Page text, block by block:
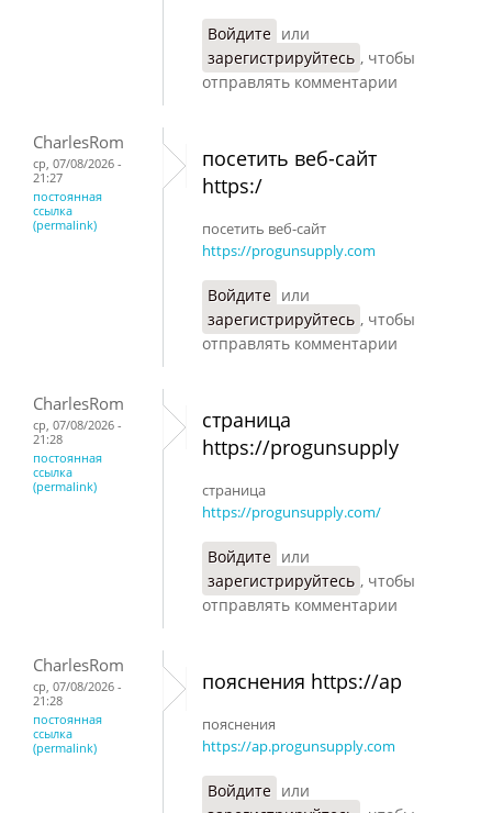
Войдите или
зарегистрируйтесь , чтобы
отправлять комментарии
CharlesRom
ср, 07/08/2026 -
21:27
постоянная
ссылка
(permalink)
посетить веб-сайт
https:/
посетить веб-сайт
https://progunsupply.com
Войдите или
зарегистрируйтесь , чтобы
отправлять комментарии
CharlesRom
ср, 07/08/2026 -
21:28
постоянная
ссылка
(permalink)
страница
https://progunsupply
страница
https://progunsupply.com/
Войдите или
зарегистрируйтесь , чтобы
отправлять комментарии
CharlesRom
ср, 07/08/2026 -
21:28
постоянная
ссылка
(permalink)
пояснения https://ap
пояснения
https://ap.progunsupply.com
Войдите или